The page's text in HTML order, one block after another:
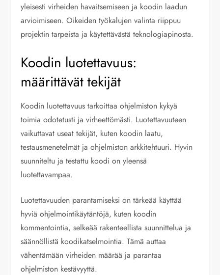
yleisesti virheiden havaitsemiseen ja koodin laadun
arvioimiseen. Oikeiden työkalujen valinta riippuu
projektin tarpeista ja käytettävästä teknologiapinosta.
Koodin luotettavuus:
määrittävät tekijät
Koodin luotettavuus tarkoittaa ohjelmiston kykyä
toimia odotetusti ja virheettömästi. Luotettavuuteen
vaikuttavat useat tekijät, kuten koodin laatu,
testausmenetelmät ja ohjelmiston arkkitehtuuri. Hyvin
suunniteltu ja testattu koodi on yleensä
luotettavampaa.
Luotettavuuden parantamiseksi on tärkeää käyttää
hyviä ohjelmointikäytäntöjä, kuten koodin
kommentointia, selkeää rakenteellista suunnittelua ja
säännöllistä koodikatselmointia. Tämä auttaa
vähentämään virheiden määrää ja parantaa
ohjelmiston kestävyyttä.